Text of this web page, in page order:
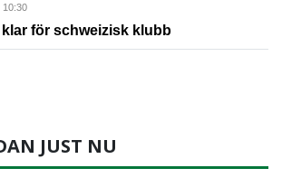
10:30
för schweizisk klubb
JUST NU